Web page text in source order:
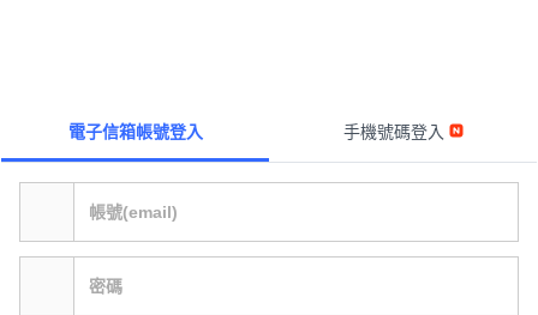
電子信箱帳號登入 手機號碼登入